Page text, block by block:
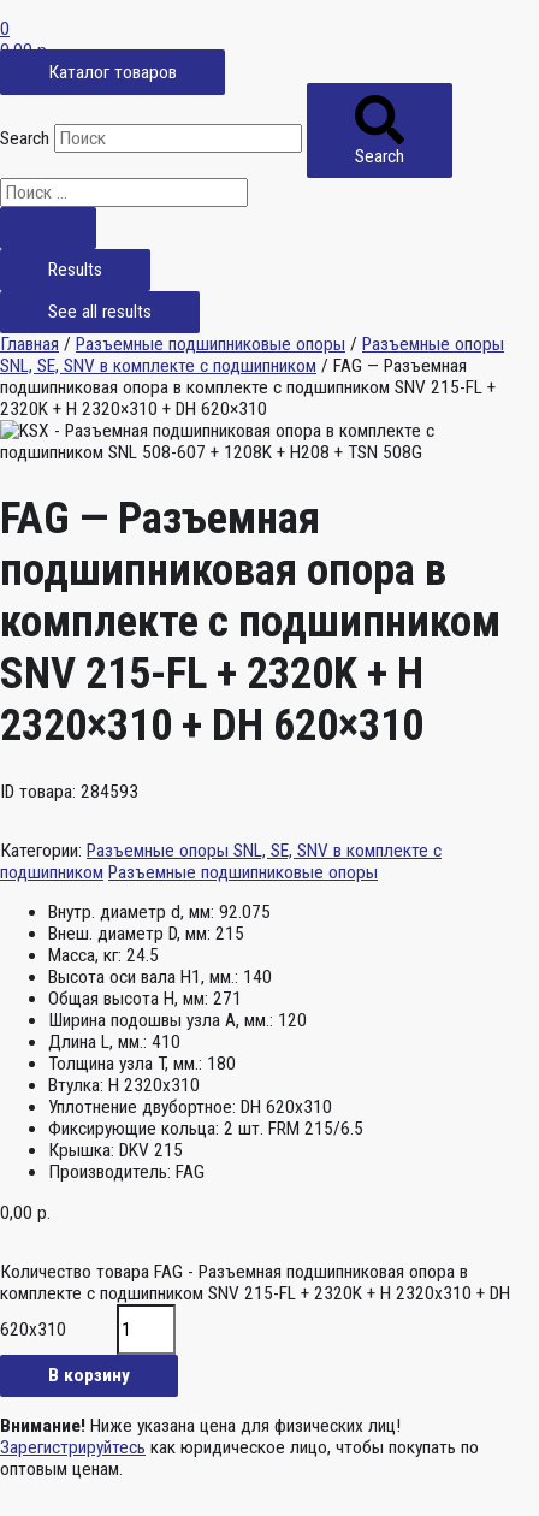
0
0,00р.
Каталог товаров
Search
Search
Results
See all results
Главная / Разъемные подшипниковые опоры / Разъемные опоры
SNL, SE, SNV в комплекте с подшипником / FAG — Разъемная
подшипниковая опора в комплекте с подшипником SNV 215-FL +
2320K + H 2320×310 + DH 620×310
FAG — Разъемная
подшипниковая опора в
комплекте с подшипником
SNV 215-FL + 2320K + H
2320×310 + DH 620×310
ID товара: 284593
Категории: Разъемные опоры SNL, SE, SNV в комплекте с
подшипником Разъемные подшипниковые опоры
Внутр. диаметр d, мм: 92.075
Внеш. диаметр D, мм: 215
Масса, кг: 24.5
Высота оси вала H1, мм.: 140
Общая высота H, мм: 271
Ширина подошвы узла А, мм.: 120
Длина L, мм.: 410
Толщина узла T, мм.: 180
Втулка: H 2320x310
Уплотнение двубортное: DH 620x310
Фиксирующие кольца: 2 шт. FRM 215/6.5
Крышка: DKV 215
Производитель: FAG
0,00 р.
Количество товара FAG - Разъемная подшипниковая опора в
комплекте с подшипником SNV 215-FL + 2320K + H 2320x310 + DH
620x310
В корзину
Внимание! Ниже указана цена для физических лиц!
Зарегистрируйтесь как юридическое лицо, чтобы покупать по
оптовым ценам.